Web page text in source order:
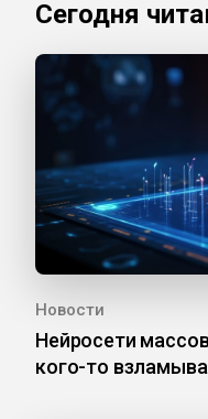
Сегодня
Новости
Нейросети
кого-то